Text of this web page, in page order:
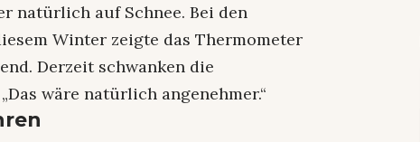
natürlich auf Schnee. Bei den
Winter zeigte das Thermometer
Derzeit schwanken die
wäre natürlich angenehmer.“